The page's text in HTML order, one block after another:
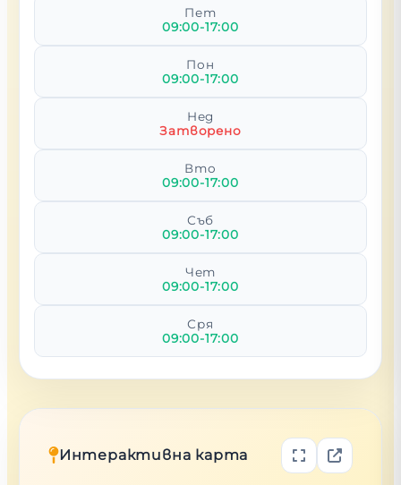
Интерактивна карта
Пет
09:00-17:00
Пон
09:00-17:00
Нед
Затворено
Вто
09:00-17:00
Съб
09:00-17:00
Чет
09:00-17:00
Сря
09:00-17:00